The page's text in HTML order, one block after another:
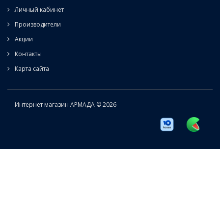
Личный кабинет
Производители
Акции
Контакты
Карта сайта
Интернет магазин АРМАДА © 2026